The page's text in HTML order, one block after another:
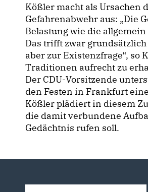
Kößler macht als Ursachen
Gefahrenabwehr aus: „Die
Belastung wie die
Das trifft zwar
aber zur Existenzfrage“, so
Traditionen aufrecht zu
Der CDU-Vorsitzende
den Festen in Frankfurt
Kößler plädiert in diesem
die damit verbundene
Gedächtnis rufen soll.